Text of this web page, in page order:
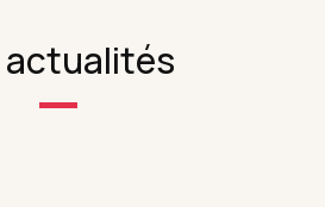
actualités